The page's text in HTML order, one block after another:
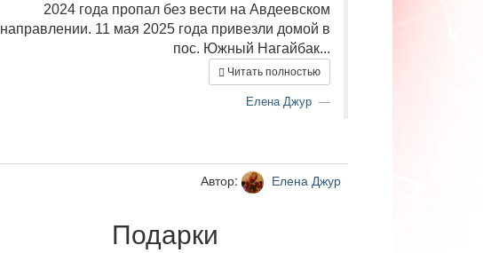
2024 года пропал без вести на Авдеевском
направлении. 11 мая 2025 года привезли домой в
пос. Южный Нагайбак...
Читать полностью
Елена Джур
Автор: Елена Джур
Подарки